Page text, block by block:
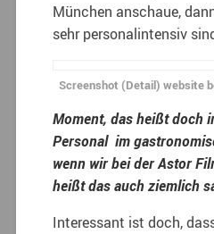
München anschaue,
sehr personalintensiv
Screenshot (Detail) website
Moment, das heißt doch
Personal im
wenn wir bei der Astor
heißt das auch ziemlich
Interessant ist doch,